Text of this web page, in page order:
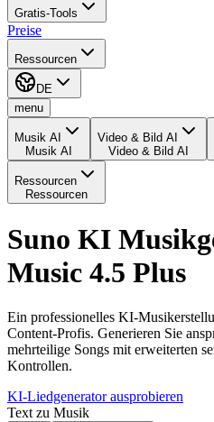
Gratis-Tools
Preise
Ressourcen
DE
menu
Musik AI
Musik AI
Video & Bild AI
Video & Bild AI
Ressourcen
Ressourcen
Suno KI
Music 4.5 Plus
Ein professionelles KI-
Content-Profis. Generieren Sie
mehrteilige Songs mit erweiterten
Kontrollen.
KI-Liedgenerator ausprobieren
Text zu Musik